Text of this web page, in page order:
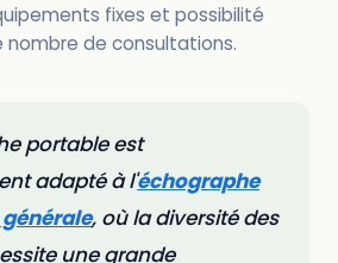
fixes et possibilité
de consultations.
portable est
adapté à l'échographe
, où la diversité des
une grande